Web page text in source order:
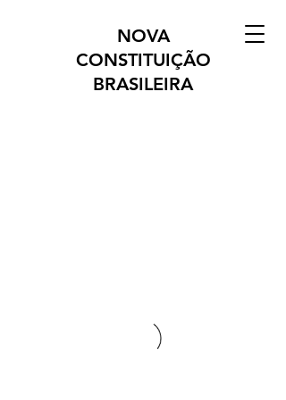
NOVA
CONSTITUIÇÃO
BRASILEIRA